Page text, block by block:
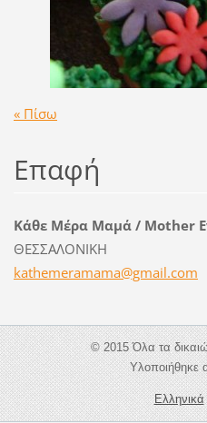
« Πίσω
Επαφή
Κάθε Μέρα Μαμά / Mother
ΘΕΣΣΑΛΟΝΙΚΗ
kathemeramama@gmail.com
© 2015 Όλα τα
Υλοποιήθηκε
Ελληνικά